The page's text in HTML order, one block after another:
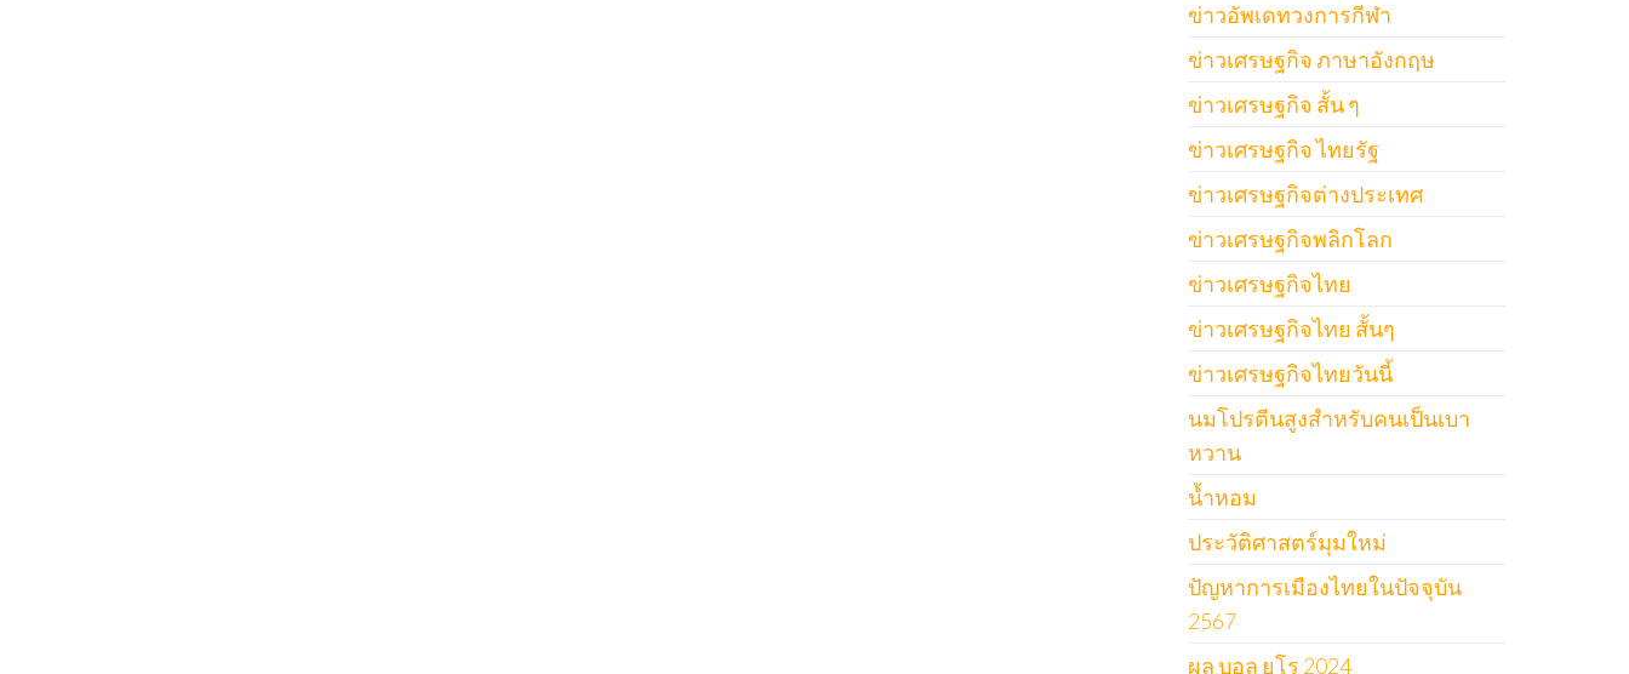
ข่าวอัพเดทวงการกีฬา
ข่าวเศรษฐกิจ ภาษาอังกฤษ
ข่าวเศรษฐกิจ สั้น ๆ
ข่าวเศรษฐกิจ ไทยรัฐ
ข่าวเศรษฐกิจต่างประเทศ
ข่าวเศรษฐกิจพลิกโลก
ข่าวเศรษฐกิจไทย
ข่าวเศรษฐกิจไทย สั้นๆ
ข่าวเศรษฐกิจไทยวันนี้
นมโปรตีนสูงสำหรับคนเป็นเบา
หวาน
น้ำหอม
ประวัติศาสตร์มุมใหม่
ปัญหาการเมืองไทยในปัจจุบัน
2567
ผล บอล ยูโร 2024